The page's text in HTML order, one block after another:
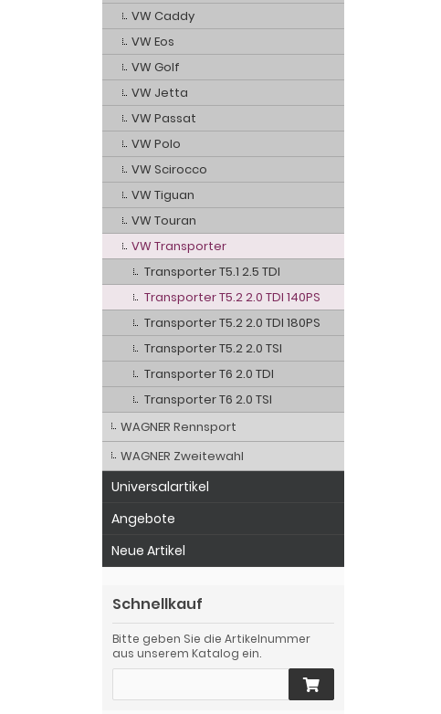
VW Caddy
VW Eos
VW Golf
VW Jetta
VW Passat
VW Polo
VW Scirocco
VW Tiguan
VW Touran
VW Transporter
Transporter T5.1 2.5 TDI
Transporter T5.2 2.0 TDI 140PS
Transporter T5.2 2.0 TDI 180PS
Transporter T5.2 2.0 TSI
Transporter T6 2.0 TDI
Transporter T6 2.0 TSI
WAGNER Rennsport
WAGNER Zweitewahl
Universalartikel
Angebote
Neue Artikel
Schnellkauf
Bitte geben Sie die Artikelnummer
aus unserem Katalog ein.